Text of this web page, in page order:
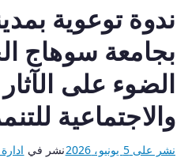
ندوة توعوية
بجامعة سوهاج
الضوء على
والاجتماعية
نشر على5 يونيو، 2026 نشر في